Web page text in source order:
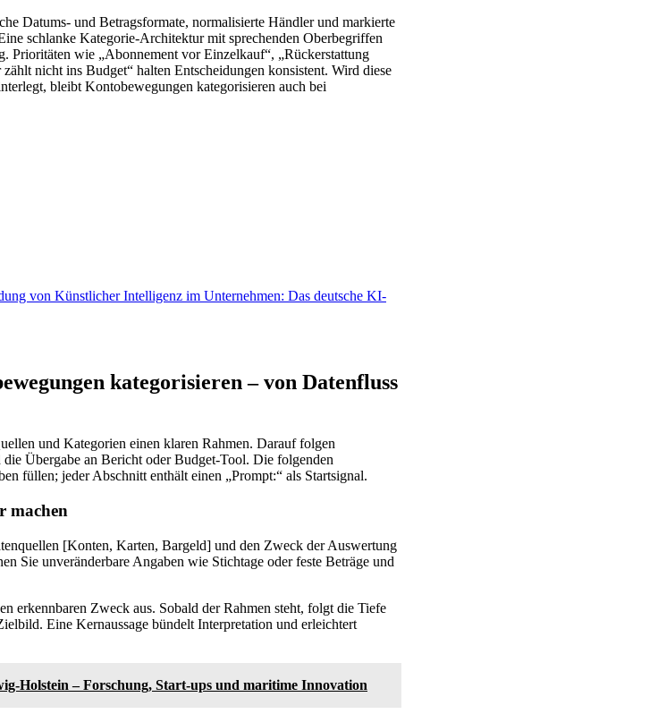
Datums- und Betragsformate, normalisierte Händler und markierte
schlanke Kategorie-Architektur mit sprechenden Oberbegriffen
Prioritäten wie „Abonnement vor Einzelkauf“, „Rückerstattung
nicht ins Budget“ halten Entscheidungen konsistent. Wird diese
bleibt Kontobewegungen kategorisieren auch bei
von Künstlicher Intelligenz im Unternehmen: Das deutsche KI-
kategorisieren – von Datenfluss
und Kategorien einen klaren Rahmen. Darauf folgen
Übergabe an Bericht oder Budget-Tool. Die folgenden
füllen; jeder Abschnitt enthält einen „Prompt:“ als Startsignal.
machen
[Konten, Karten, Bargeld] und den Zweck der Auswertung
Sie unveränderbare Angaben wie Stichtage oder feste Beträge und
erkennbaren Zweck aus. Sobald der Rahmen steht, folgt die Tiefe
Eine Kernaussage bündelt Interpretation und erleichtert
Holstein – Forschung, Start-ups und maritime Innovation